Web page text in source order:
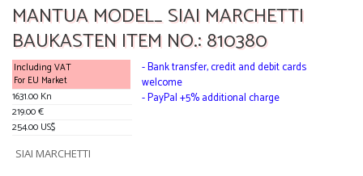
MANTUA MODEL_ SIAI MARCHETTI
BAUKASTEN ITEM NO.: 810380
Including VAT
For EU Market
1631.00 Kn
219.00 €
254.00 US$
- Bank transfer, credit and debit cards
welcome
- PayPal +5% additional charge
SIAI MARCHETTI